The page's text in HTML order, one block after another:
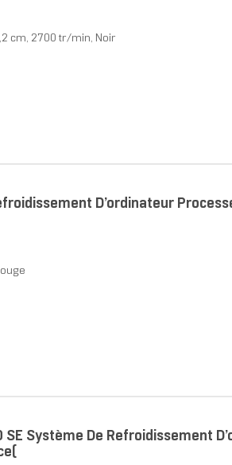
cm, 2700 tr/min, Noir
D’ordinateur
Système De Refroidissement